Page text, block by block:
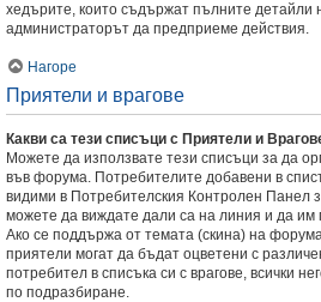
хедърите, които съдържат пълните детайли
администраторът да предприеме действия.
Нагоре
Приятели и врагове
Какви са тези списъци с Приятели и
Можете да използвате тези списъци за да
във форума. Потребителите добавени в
видими в Потребителския Контролен Панел
можете да виждате дали са на линия и да
Ако се поддържа от темата (скина) на
приятели могат да бъдат оцветени с
потребител в списъка си с врагове, всички
по подразбиране.